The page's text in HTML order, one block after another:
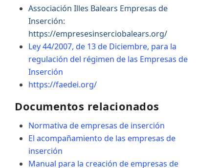
Associación Illes Balears Empresas de
Inserción:
https://empresesinserciobalears.org/
Ley 44/2007, de 13 de Diciembre, para la
regulación del régimen de las Empresas de
Inserción
https://faedei.org/
Documentos relacionados
Normativa de empresas de inserción
El acompañamiento de las empresas de
inserción
Manual para la creación de empresas de